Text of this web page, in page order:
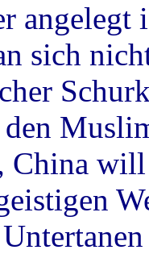
angelegt
sich
China